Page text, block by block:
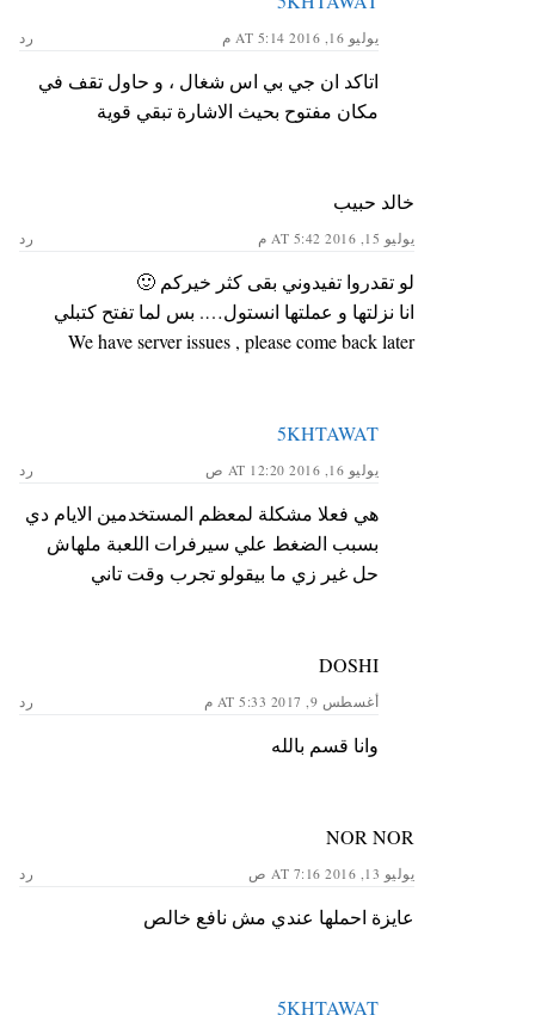
يوليو 16, 2016 AT 5:14 م رد
اتاكد ان جي بي اس شغال ، و حاول تقف في
مكان مفتوح بحيث الاشارة تبقي قوية
خالد حبيب
يوليو 15, 2016 AT 5:42 م رد
لو تقدروا تفيدوني بقى كثر خيركم 🙂
انا نزلتها و عملتها انستول…. بس لما تفتح كتبلي
We have server issues , please come back later
5KHTAWAT
يوليو 16, 2016 AT 12:20 ص رد
هي فعلا مشكلة لمعظم المستخدمين الايام دي
بسبب الضغط علي سيرفرات اللعبة ملهاش
حل غير زي ما بيقولو تجرب وقت تاني
DOSHI
أغسطس 9, 2017 AT 5:33 م رد
وانا قسم بالله
NOR NOR
يوليو 13, 2016 AT 7:16 ص رد
عايزة احملها عندي مش نافع خالص
5KHTAWAT